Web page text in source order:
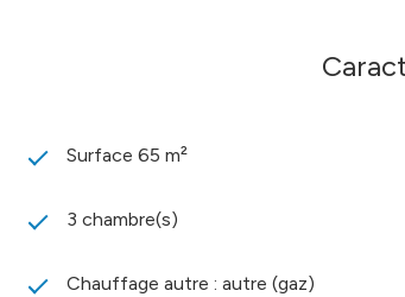
Surface 65 m²
3 chambre(s)
Chauffage autre : autre (gaz)